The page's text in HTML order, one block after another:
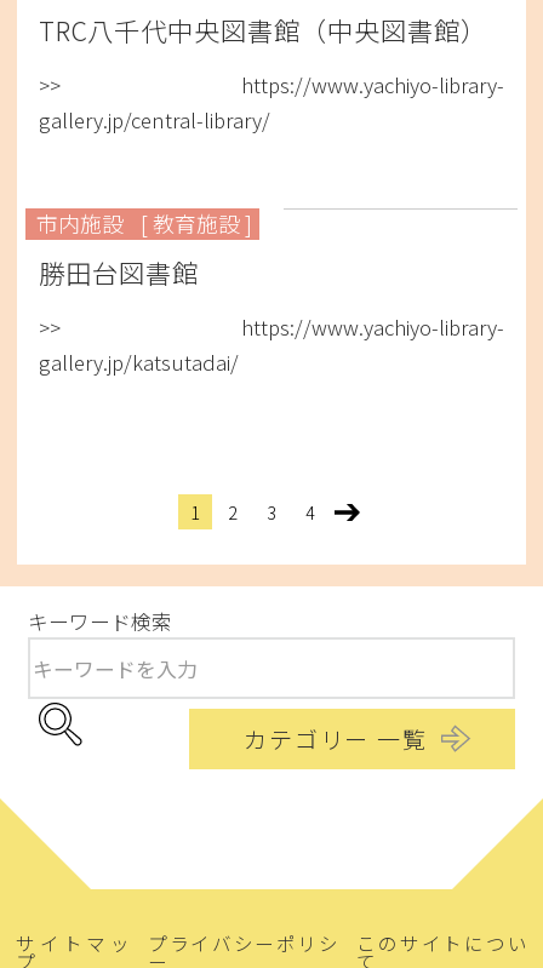
TRC八千代中央図書館（中央図書館）
>> https://www.yachiyo-library-
gallery.jp/central-library/
市内施設 [ 教育施設 ]
勝田台図書館
>> https://www.yachiyo-library-
gallery.jp/katsutadai/
1 2 3 4
キーワード検索
カテゴリー 一覧
サイトマッ
プ
プライバシーポリシ
ー
このサイトについ
て